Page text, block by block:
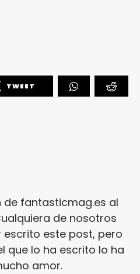
TWEET
de fantasticmag.es al
de nosotros
escrito este post, pero
que lo ha escrito lo ha
amor.